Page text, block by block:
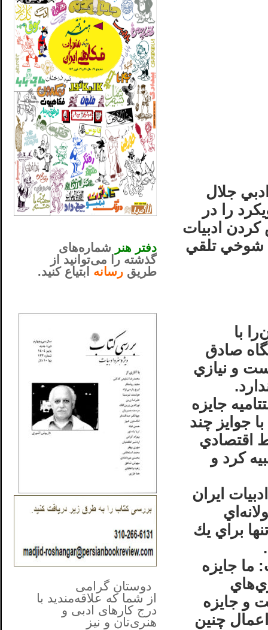
جلال
را در
ادبيات
شوخي تلقي
با
صادق
و نيازي
جايزه
جوايز چند
اقتصادي
كرد و
ايران
براي يك
ما جايزه
و جايزه
چنين
دفتر هنر شماره‌های
گذشته را می‌توانید از
طریق رسانه ابتیاع کنید.
دوستان گرامی
از شما که علاقه‌مندید با
درج کارهای‌ ادبی و
هنری‌تان و نیز